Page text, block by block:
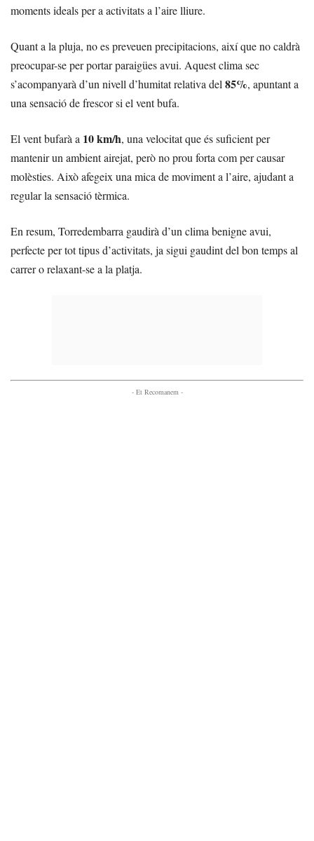
moments ideals per a activitats a l’aire lliure.
Quant a la pluja, no es preveuen precipitacions, així que no caldrà
preocupar-se per portar paraigües avui. Aquest clima sec
s’acompanyarà d’un nivell d’humitat relativa del85%, apuntant a
una sensació de frescor si el vent bufa.
El vent bufarà a 10 km/h, una velocitat que és suficient per
mantenir un ambient airejat, però no prou forta com per causar
molèsties. Això afegeix una mica de moviment a l’aire, ajudant a
regular la sensació tèrmica.
En resum, Torredembarra gaudirà d’un clima benigne avui,
perfecte per tot tipus d’activitats, ja sigui gaudint del bon temps al
carrer o relaxant-se a la platja.
- Et Recomanem -